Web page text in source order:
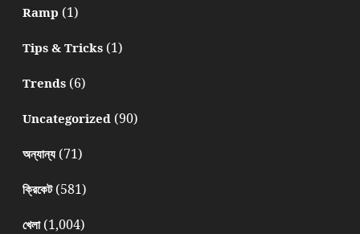
Ramp (1)
Tips & Tricks(1)
Trends(6)
Uncategorized(90)
অন্যান্য(71)
ক্রিকেট(581)
খেলা(1,004)